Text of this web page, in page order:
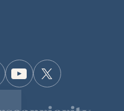
Twitter
YouTube